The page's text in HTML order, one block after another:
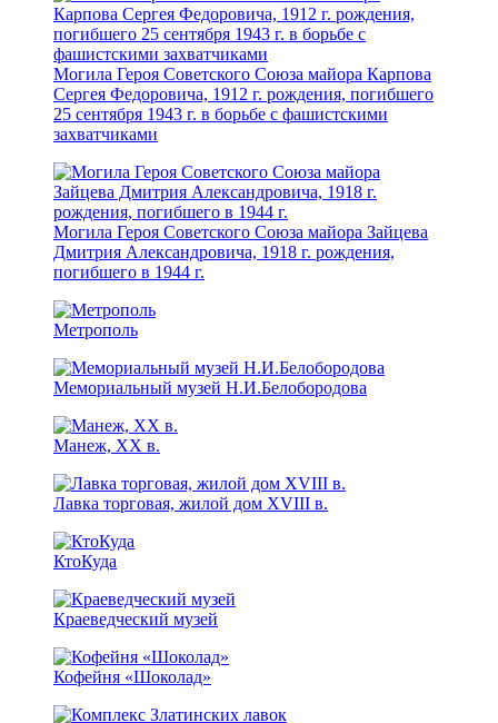
Могила Героя Советского Союза майора Карпова
Сергея Федоровича, 1912 г. рождения, погибшего
25 сентября 1943 г. в борьбе с фашистскими
захватчиками
Могила Героя Советского Союза майора Зайцева
Дмитрия Александровича, 1918 г. рождения,
погибшего в 1944 г.
Метрополь
Мемориальный музей Н.И.Белобородова
Манеж, XX в.
Лавка торговая, жилой дом XVIII в.
КтоКуда
Краеведческий музей
Кофейня «Шоколад»